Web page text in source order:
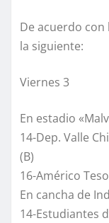
De acuerdo
la siguiente:
Viernes 3
En estadio
14-Dep. Valle
(B)
16-Américo
En cancha de
14-Estudiantes